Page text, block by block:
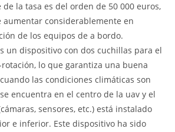
de la tasa es del orden de 50 000 euros,
aumentar considerablemente en
de los equipos de a bordo.
un dispositivo con dos cuchillas para el
lo que garantiza una buena
las condiciones climáticas son
encuentra en el centro de la uav y el
sensores, etc.) está instalado
e inferior. Este dispositivo ha sido